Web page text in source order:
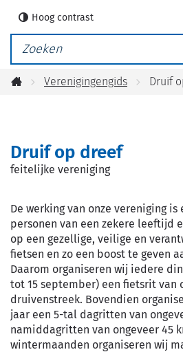
Hoog contrast
Waarmee
kunnen
jou
Verenigingengids Druif
Druif op dreef
feitelijke vereniging
De werking van onze vereniging
personen van een zekere leeftijd
op een gezellige, veilige en
fietsen en zo een boost te geven
Daarom organiseren wij iedere
tot 15 september) een fietsrit van
druivenstreek. Bovendien
jaar een 5-tal dagritten van
namiddagritten van ongeveer 45
wintermaanden organiseren wij